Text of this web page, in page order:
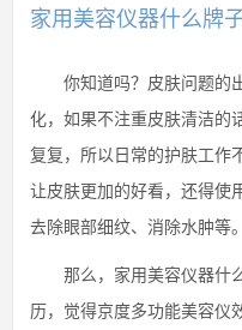
家用美容仪器什么牌
你知道吗？皮肤问题的
化，如果不注重皮肤清洁的
复复，所以日常的护肤工作
让皮肤更加的好看，还得使
去除眼部细纹、消除水肿等。
那么，家用美容仪器什
历，觉得京度多功能美容仪